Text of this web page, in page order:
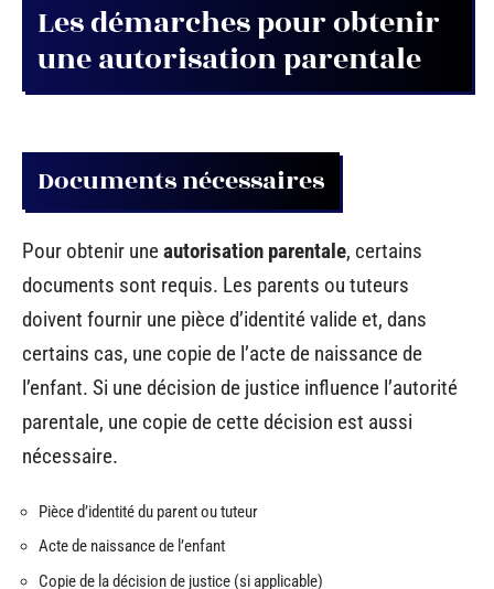
Les démarches pour obtenir
une autorisation parentale
Documents nécessaires
Pour obtenir uneautorisation parentale, certains
documents sont requis. Les parents ou tuteurs
doivent fournir une pièce d’identité valide et, dans
certains cas, une copie de l’acte de naissance de
l’enfant. Si une décision de justice influence l’autorité
parentale, une copie de cette décision est aussi
nécessaire.
Pièce d’identité du parent ou tuteur
Acte de naissance de l’enfant
Copie de la décision de justice (si applicable)